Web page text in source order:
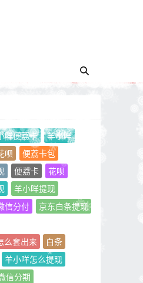
咩便荔卡
羊小咩
呗
便荔卡包
便荔卡
花呗
羊小咩提现
信分付
京东白条提现
么套出来
白条
羊小咩怎么提现
信分期